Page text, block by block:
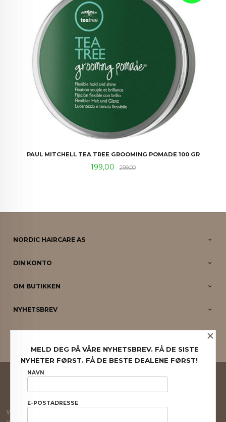
PAUL MITCHELL TEA TREE GROOMING POMADE 100 GR
Tilbud
199,00 299,00Rabatt
NORDIC HAIRCARE AS
DIN KONTO
OM BUTIKKEN
NYHETSBREV
PARTNERE
FRAKT
Vår nettbutikk bruker cookies slik at du får en bedre kjøpsopplevelse og vi kan
×
MELD DEG PÅ VÅRE NYHETSBREV. FÅ DE SISTE
NYHETER FØRST. FÅ DE BESTE DEALENE FØRST!
NAVN
E-POSTADRESSE